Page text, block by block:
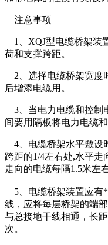
注意事项
1、XQJ型电缆桥架装
荷和支撑跨距。
2、选择电缆桥架宽度
后增添电缆用。
3、当电力电缆和控制
间要用隔板将电力电缆
4、电缆桥架水平敷设
跨距的1/4左右处,水平
走向的电缆每隔1.5米
5、电缆桥架装置应有
线，应将每层桥架的端
与总接地干线相通，长
次。